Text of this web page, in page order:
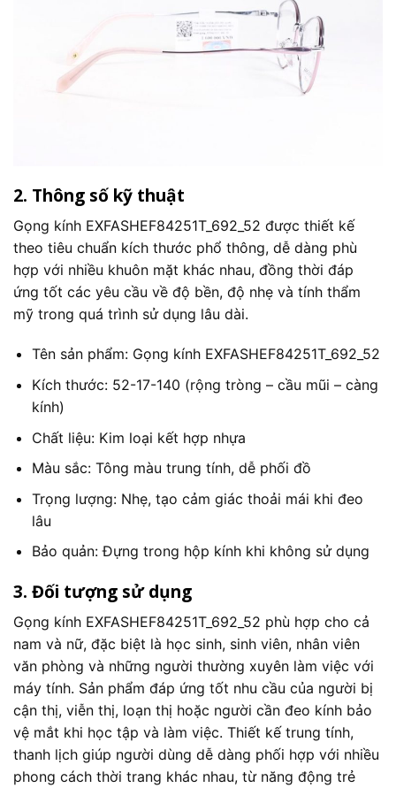
2. Thông số kỹ thuật
Gọng kính EXFASHEF84251T_692_52 được thiết kế
theo tiêu chuẩn kích thước phổ thông, dễ dàng phù
hợp với nhiều khuôn mặt khác nhau, đồng thời đáp
ứng tốt các yêu cầu về độ bền, độ nhẹ và tính thẩm
mỹ trong quá trình sử dụng lâu dài.
Tên sản phẩm: Gọng kính EXFASHEF84251T_692_52
Kích thước: 52-17-140 (rộng tròng – cầu mũi – càng
kính)
Chất liệu: Kim loại kết hợp nhựa
Màu sắc: Tông màu trung tính, dễ phối đồ
Trọng lượng: Nhẹ, tạo cảm giác thoải mái khi đeo
lâu
Bảo quản: Đựng trong hộp kính khi không sử dụng
3. Đối tượng sử dụng
Gọng kính EXFASHEF84251T_692_52 phù hợp cho cả
nam và nữ, đặc biệt là học sinh, sinh viên, nhân viên
văn phòng và những người thường xuyên làm việc với
máy tính. Sản phẩm đáp ứng tốt nhu cầu của người bị
cận thị, viễn thị, loạn thị hoặc người cần đeo kính bảo
vệ mắt khi học tập và làm việc. Thiết kế trung tính,
thanh lịch giúp người dùng dễ dàng phối hợp với nhiều
phong cách thời trang khác nhau, từ năng động trẻ